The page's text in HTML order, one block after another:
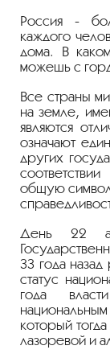
Россия -
каждого
дома. В
можешь с
Все страны
на земле,
являются
означают
других
общую
День 22
33 года
статус
года
который
лазоревой и